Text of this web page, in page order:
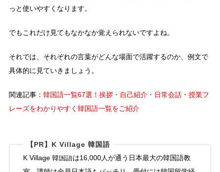
っと使いやすくなります。
でもこれだけ見てもなかなか覚えられないですよね。
それでは、それぞれの言葉がどんな場面で活躍するのか、例文で
具体的に見ていきましょう。
関連記事： 韓国語一覧67選！挨拶・自己紹介・日常会話・授業フ
レーズをわかりやすく韓国語一覧をご紹介
【PR】K Village 韓国語
K Village 韓国語は16,000人が通う日本最大の韓国語教